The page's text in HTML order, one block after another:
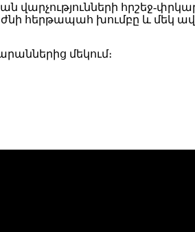
վարչությունների հրշեջ-
հերթապահ խումբը և մեկ
մեկում։